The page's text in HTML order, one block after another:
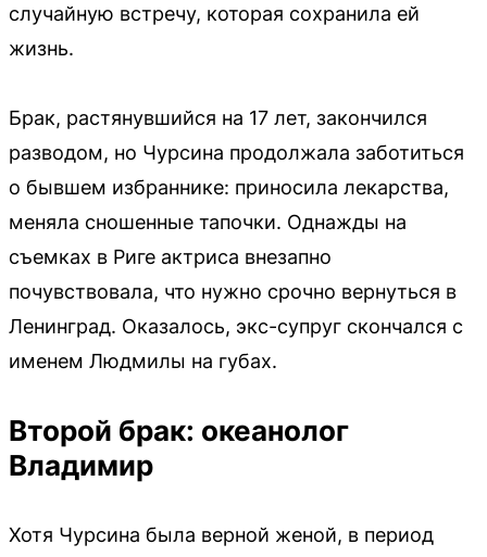
случайную встречу, которая сохранила ей
жизнь.
Брак, растянувшийся на 17 лет, закончился
разводом, но Чурсина продолжала заботиться
о бывшем избраннике: приносила лекарства,
меняла сношенные тапочки. Однажды на
съемках в Риге актриса внезапно
почувствовала, что нужно срочно вернуться в
Ленинград. Оказалось, экс-супруг скончался с
именем Людмилы на губах.
Второй брак: океанолог
Владимир
Хотя Чурсина была верной женой, в период